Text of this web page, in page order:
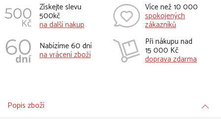
Získejte slevu
500kč
na další nakup
Více než 10 000
spokojených
zákazníků
Nabízíme 60 dní
na vrácení zboží
Při nákupu nad
15 000 Kč
doprava zdarma
Popis zboží